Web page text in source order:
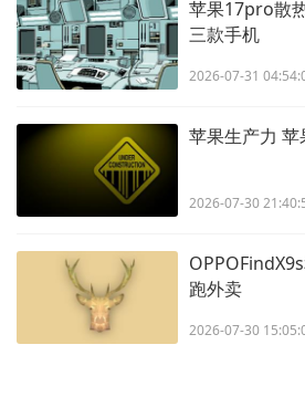
苹果17pro散
三款手机
2026-07-31
苹果生产力 苹
2026-07-30
跑外卖
2026-07-30